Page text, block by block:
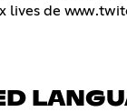
lives de